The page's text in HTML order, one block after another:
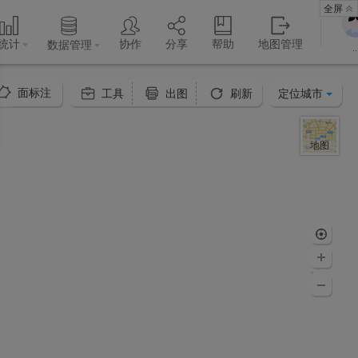
计 数据管理 协作 分享 帮助 地图管理
全屏
地图
面标注 工具 出图 刷新 定位城市